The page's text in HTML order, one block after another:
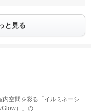
と見る
内空間を彩る「イルミネーシ
）」の…